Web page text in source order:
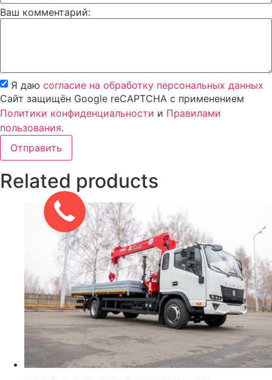
Ваш комментарий:
Я даю согласие на обработку персональных данных
Сайт защищён Google reCAPTCHA с применением
Политики конфиденциальности и Правилами
пользования.
Отправить
Related products